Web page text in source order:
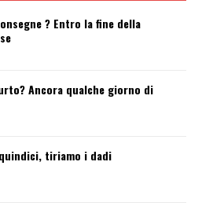
? Entro la fine della
Ancora qualche giorno di
tiriamo i dadi